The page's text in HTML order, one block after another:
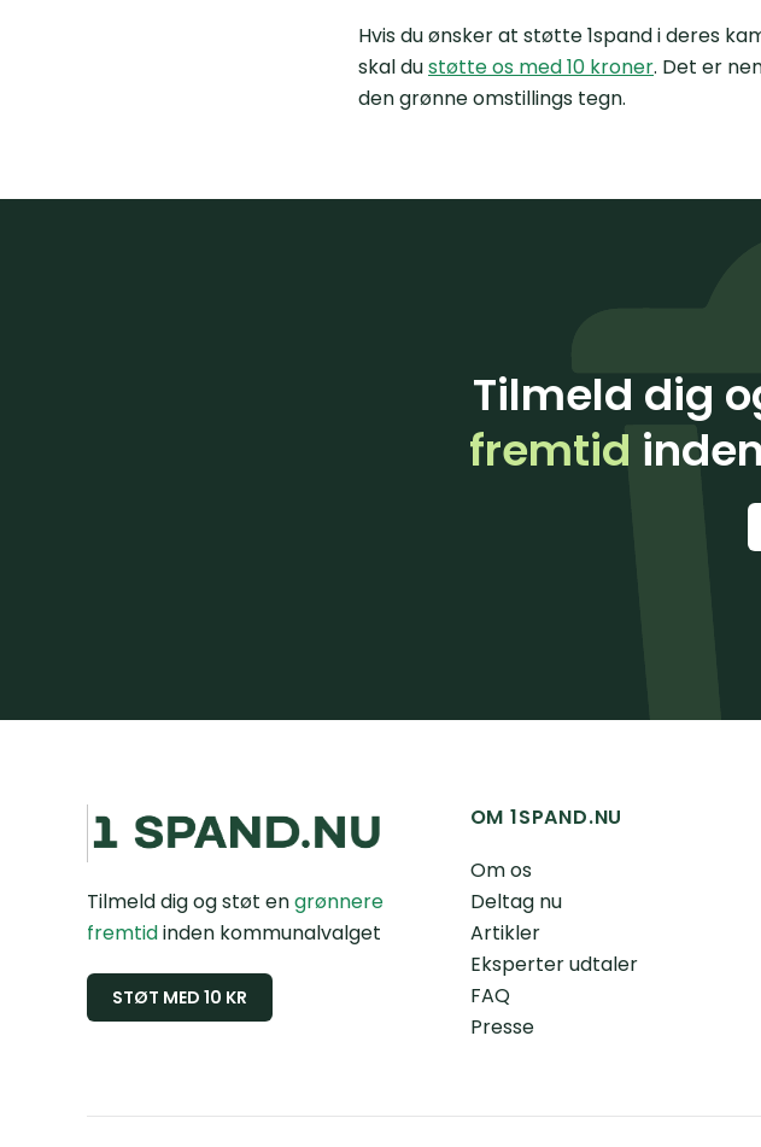
Hvis du ønsker at støtte 1spand i deres
skal dustøtte os med 10 kroner. Det er
den grønne omstillings tegn.
Tilmeld dig
fremtid
Tilmeld dig og støt engrønnere
fremtidinden kommunalvalget
STØT MED 10 KR
OM 1SPAND.NU
Om os
Deltag nu
Artikler
Eksperter udtaler
FAQ
Presse